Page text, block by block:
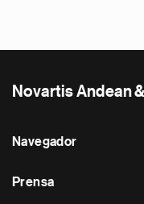
Novartis Andean
Navegador
Prensa